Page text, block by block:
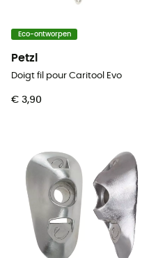
Eco-ontworpen
Petzl
Doigt fil pour Caritool Evo
€ 3,90